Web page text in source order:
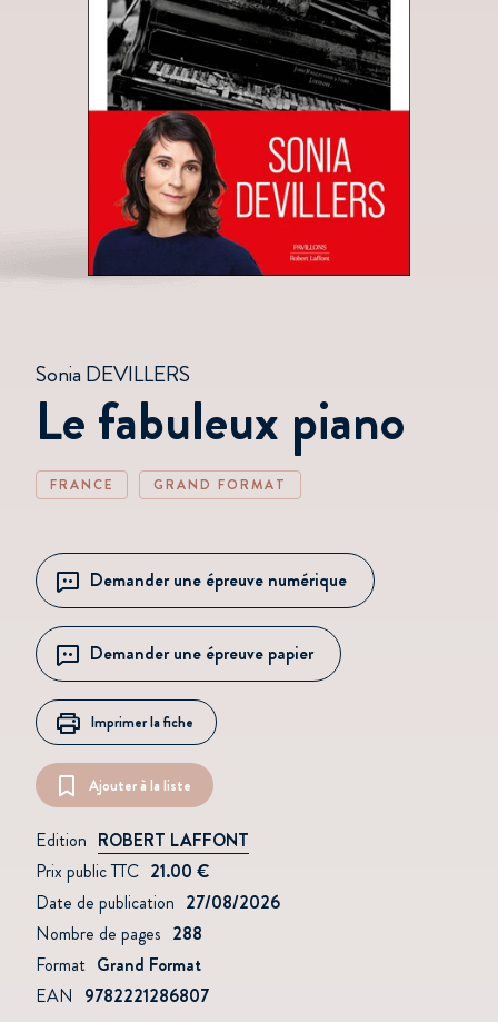
Sonia DEVILLERS
Le fabuleux piano
FRANCE GRAND FORMAT
Demander une épreuve numérique
Demander une épreuve papier
Imprimer la fiche
Ajouter à la liste
Edition ROBERT LAFFONT
Prix public TTC 21.00 €
Date de publication 27/08/2026
Nombre de pages 288
Format Grand Format
EAN 9782221286807